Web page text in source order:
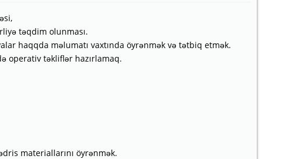
təqdim olunması.
haqqda məlumatı vaxtında öyrənmək və tətbiq etmək.
operativ təkliflər hazırlamaq.
materiallarını öyrənmək.